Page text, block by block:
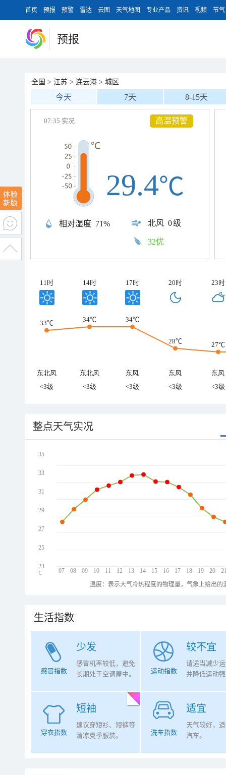
首页 预报 预警 雷达 云图 天气地图 专业产品 资讯 视频 节气
预报
全国 > 江苏 > 连云港 > 城区
今天 7天 8-15天
高温预警
07:35 实况
相对湿度 71% 北风 0级
29.4℃
32优
11时 14时 17时 20时 23时
33℃ 34℃ 34℃
28℃ 27℃
东北风 东北风 东风 东风
东风
<3级
<3级 <3级 <3级 <3级
整点天气实况
07 08 09 10 11 12 13 14 15 16 17 18 19 20
35
33
31
29
27
25
23
℃
温度：表示大气冷热程度的物理量，气象上给出
生活指数
少发
感冒指数
感冒机率较低，避免
长期处于空调屋中。
较不宜
运动指数
请适当减少
并降低运动
短袖
穿衣指数
建议穿短衫、短裤等
清凉夏季服装。
适宜
洗车指数
天气较好，
汽车。